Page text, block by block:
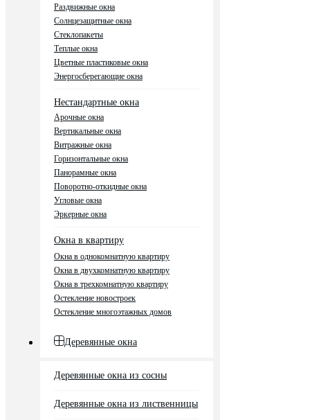
Раздвижные окна
Солнцезащитные окна
Стеклопакеты
Теплые окна
Цветные пластиковые окна
Энергосберегающие окна
Нестандартные окна
Арочные окна
Вертикальные окна
Витражные окна
Горизонтальные окна
Панорамные окна
Поворотно-откидные окна
Угловые окна
Эркерные окна
Окна в квартиру
Окна в однокомнатную квартиру
Окна в двухкомнатную квартиру
Окна в трехкомнатную квартиру
Остекление новостроек
Остекление многоэтажных домов
Деревянные окна
Деревянные окна из сосны
Деревянные окна из лиственницы